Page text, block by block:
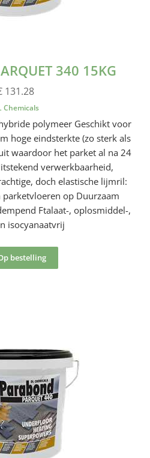
340 15KG
131.28
Chemicals
polymeer Geschikt voor
hoge eindsterkte (zo sterk als
waardoor het parket al na 24
verwerkbaarheid,
doch elastische lijmril:
op Duurzaam
Ftalaat-, oplosmiddel-,
isocyanaatvrij
bestelling